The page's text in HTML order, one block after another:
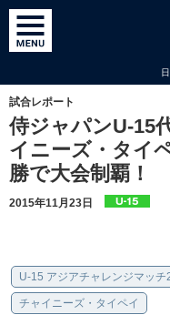
試合レポート
侍ジャパンU-15
イニーズ・タイ
勝で大会制覇！
2015年11月23日
U-15 アジアチャレンジマッチ
チャイニーズ・タイペイ